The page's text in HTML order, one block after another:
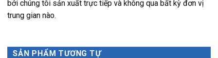
bởi chúng tôi sản xuất trực tiếp và không qua bất kỳ đơn vị
trung gian nào.
SẢN PHẨM TƯƠNG TỰ